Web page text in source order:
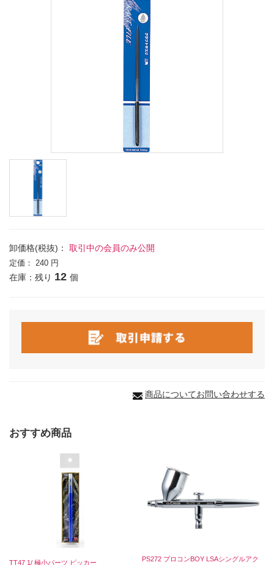
卸価格(税抜)： 取引中の会員のみ公開
定価： 240 円
在庫：残り 12 個
商品についてお問い合わせする
おすすめ商品
TT47 1/ 極小パーツ ピッカー
PS272 プロコンBOY LSAシングルアク